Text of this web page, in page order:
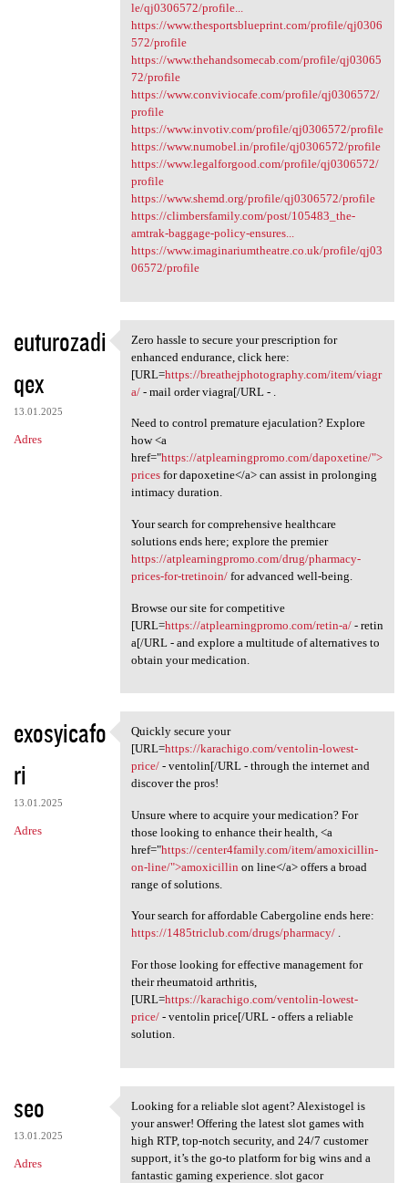
le/qj0306572/profile...
https://www.thesportsblueprint.com/profile/qj0306
572/profile
https://www.thehandsomecab.com/profile/qj03065
72/profile
https://www.conviviocafe.com/profile/qj0306572/
profile
https://www.invotiv.com/profile/qj0306572/profile
https://www.numobel.in/profile/qj0306572/profile
https://www.legalforgood.com/profile/qj0306572/
profile
https://www.shemd.org/profile/qj0306572/profile
https://climbersfamily.com/post/105483_the-
amtrak-baggage-policy-ensures...
https://www.imaginariumtheatre.co.uk/profile/qj03
06572/profile
euturozadi
qex
13.01.2025
Adres
Zero hassle to secure your
Zero hassle to secure your prescription for
enhanced endurance, click here:
[URL=https://breathejphotography.com/item/viagr
a/- mail order viagra[/URL - .
Need to control premature ejaculation? Explore
how <a
href="https://atplearningpromo.com/dapoxetine/">
pricesfor dapoxetine</a> can assist in prolonging
intimacy duration.
Your search for comprehensive healthcare
solutions ends here; explore the premier
https://atplearningpromo.com/drug/pharmacy-
prices-for-tretinoin/for advanced well-being.
Browse our site for competitive
[URL=https://atplearningpromo.com/retin-a/- retin
a[/URL - and explore a multitude of alternatives to
obtain your medication.
exosyicafo
ri
13.01.2025
Adres
Quickly secure your [URL
Quickly secure your
[URL=https://karachigo.com/ventolin-lowest-
price/- ventolin[/URL - through the internet and
discover the pros!
Unsure where to acquire your medication? For
those looking to enhance their health, <a
href="https://center4family.com/item/amoxicillin-
on-line/">amoxicillin on line</a> offers a broad
range of solutions.
Your search for affordable Cabergoline ends here:
https://1485triclub.com/drugs/pharmacy/.
For those looking for effective management for
their rheumatoid arthritis,
[URL=https://karachigo.com/ventolin-lowest-
price/- ventolin price[/URL - offers a reliable
solution.
seo
13.01.2025
Adres
Looking for a reliable slot
Looking for a reliable slot agent? Alexistogel is
your answer! Offering the latest slot games with
high RTP, top-notch security, and 24/7 customer
support, it’s the go-to platform for big wins and a
fantastic gaming experience. slot gacor